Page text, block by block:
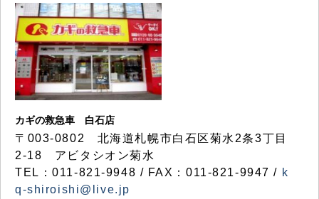
カギの救急車 白石店
〒003-0802 北海道札幌市白石区菊水2条3丁目
2-18 アビタシオン菊水
TEL：011-821-9948 / FAX：011-821-9947 / k
q-shiroishi@live.jp